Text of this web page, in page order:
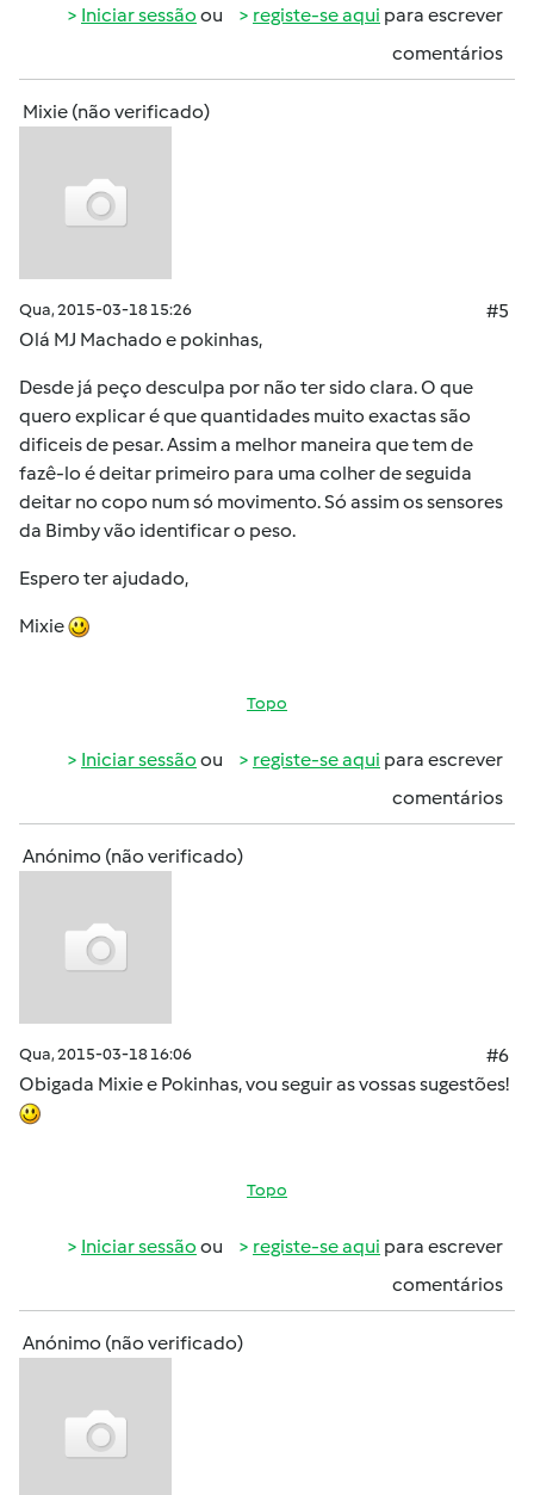
Iniciar sessão ou registe-se aqui para escrever
comentários
Mixie (não verificado)
Qua, 2015-03-18 15:26
#5
Olá MJ Machado e pokinhas,
Desde já peço desculpa por não ter sido clara. O que
quero explicar é que quantidades muito exactas são
dificeis de pesar. Assim a melhor maneira que tem de
fazê-lo é deitar primeiro para uma colher de seguida
deitar no copo num só movimento. Só assim os sensores
da Bimby vão identificar o peso.
Espero ter ajudado,
Mixie
Topo
Iniciar sessão ou registe-se aqui para escrever
comentários
Anónimo (não verificado)
Qua, 2015-03-18 16:06
#6
Obigada Mixie e Pokinhas, vou seguir as vossas sugestões!
Topo
Iniciar sessão ou registe-se aqui para escrever
comentários
Anónimo (não verificado)